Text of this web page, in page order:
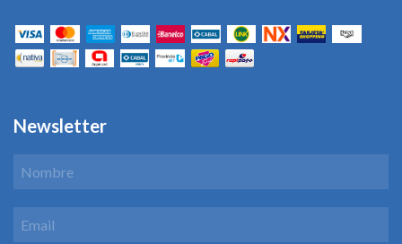
Newsletter